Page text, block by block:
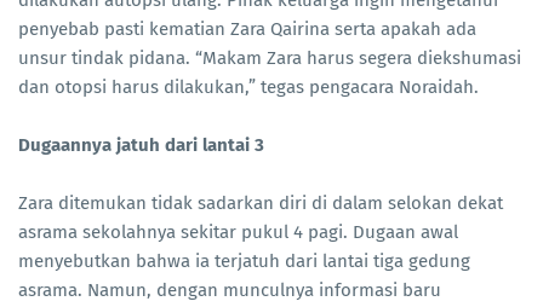
penyebab pasti kematian Zara Qairina serta apakah ada
unsur tindak pidana. “Makam Zara harus segera diekshumasi
dan otopsi harus dilakukan,” tegas pengacara Noraidah.
Dugaannya jatuh dari lantai 3
Zara ditemukan tidak sadarkan diri di dalam selokan dekat
asrama sekolahnya sekitar pukul 4 pagi. Dugaan awal
menyebutkan bahwa ia terjatuh dari lantai tiga gedung
asrama. Namun, dengan munculnya informasi baru